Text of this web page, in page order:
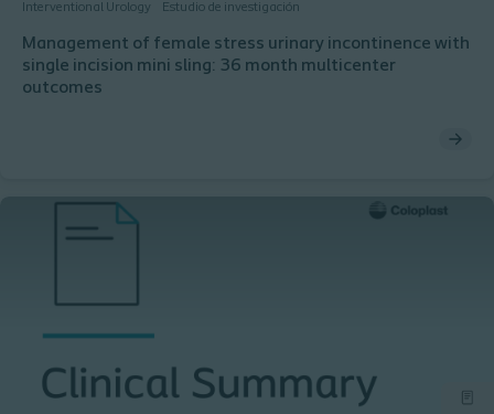
Interventional Urology Estudio de investigación
Management of female stress urinary incontinence with
single incision mini sling: 36 month multicenter
outcomes